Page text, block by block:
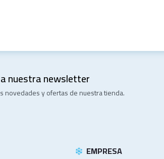
nuestra newsletter
novedades y ofertas de nuestra tienda.
EMPRESA